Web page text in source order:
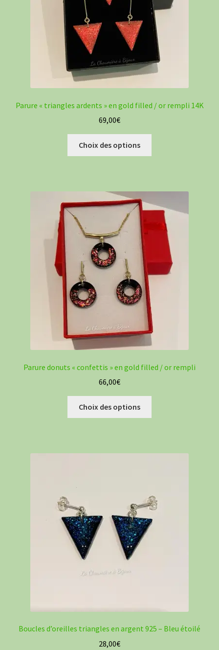
Parure « triangles ardents » en gold filled / or rempli 14K
69,00€
Choix des options
options
peuvent
choisies
sur
la
du
produit
Parure donuts « confettis » en gold filled / or rempli
66,00€
Choix des options
être
choisies
sur
Boucles d’oreilles triangles en argent 925 – Bleu étoilé
28,00€